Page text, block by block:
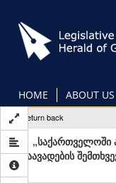
main
content
HOME ABOUT US
Return back
„საქართველოში
დაავადების